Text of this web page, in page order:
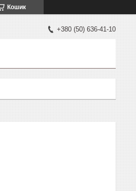
Кошик
+380 (50) 636-41-10